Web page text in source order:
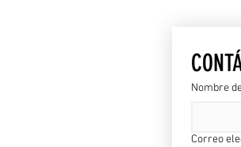
Nombre
Correo